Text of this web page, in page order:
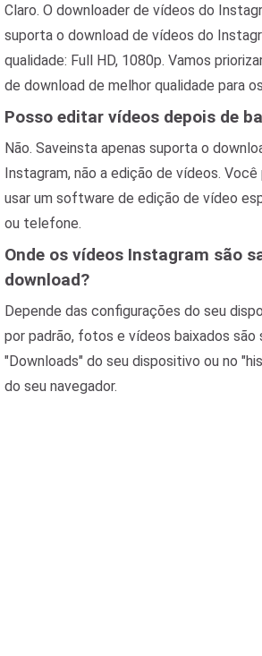
Claro. O downloader de vídeos do
suporta o download de vídeos do
qualidade: Full HD, 1080p. Vamos
de download de melhor qualidade para
Posso editar vídeos depois de
Não. Saveinsta apenas suporta o
Instagram, não a edição de vídeos.
usar um software de edição de vídeo
ou telefone.
Onde os vídeos Instagram são
download?
Depende das configurações do seu
por padrão, fotos e vídeos baixados são
"Downloads" do seu dispositivo ou no
do seu navegador.